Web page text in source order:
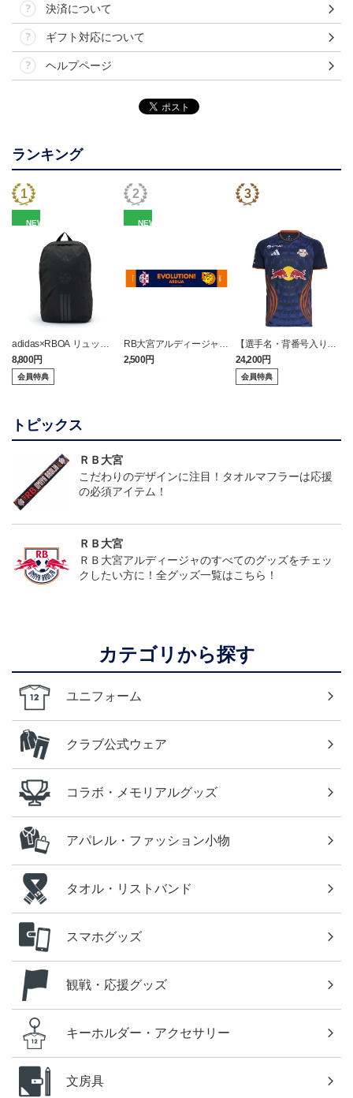
決済について
ギフト対応について
ヘルプページ
ランキング
NEW
adidas×RBOA リュック
（選手着用モデル）
8,800円
会員特典
NEW
RB大宮アルディージャ
ピカチュウ タオルマフラ
ー
2,500円
【選手名・背番号入り】
2026/27オーセンティッ
クユニフォーム（フィー
ルド1st）
24,200円
会員特典
トピックス
ＲＢ大宮
こだわりのデザインに注目！タオルマフラーは応援
の必須アイテム！
ＲＢ大宮
ＲＢ大宮アルディージャのすべてのグッズをチェッ
クしたい方に！全グッズ一覧はこちら！
カテゴリから探す
ユニフォーム
クラブ公式ウェア
コラボ・メモリアルグッズ
アパレル・ファッション小物
タオル・リストバンド
スマホグッズ
観戦・応援グッズ
キーホルダー・アクセサリー
文房具